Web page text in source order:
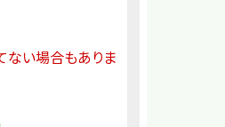
ない場合もありま